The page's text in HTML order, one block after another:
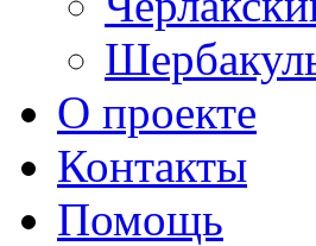
О проекте
Контакты
Помощь